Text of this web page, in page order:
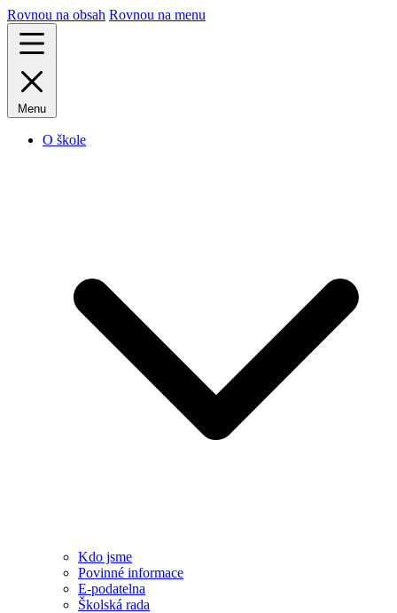
Rovnou na obsah Rovnou na menu
Menu
O škole
Kdo jsme
Povinné informace
E-podatelna
Školská rada